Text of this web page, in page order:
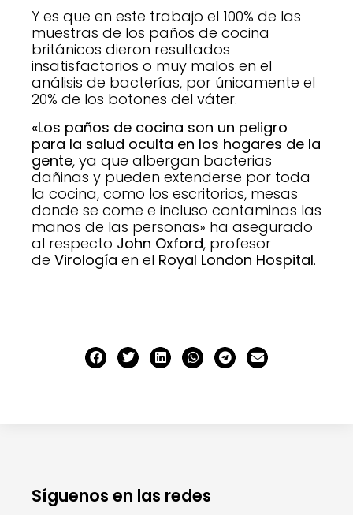
Y es que en este trabajo el 100% de las
muestras de los paños de cocina
británicos dieron resultados
insatisfactorios o muy malos en el
análisis de bacterías, por únicamente el
20% de los botones del váter.
«Los paños de cocina son un peligro
para la salud oculta en los hogares de la
gente, ya que albergan bacterias
dañinas y pueden extenderse por toda
la cocina, como los escritorios, mesas
donde se come e incluso contaminas las
manos de las personas» ha asegurado
al respecto John Oxford, profesor
de Virología en el Royal London Hospital.
Síguenos en las redes